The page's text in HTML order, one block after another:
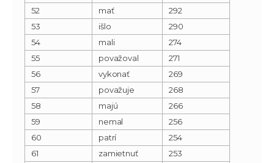
52
mať
292
53
išlo
290
54
mali
274
55
považoval
271
56
vykonať
269
57
považuje
268
58
majú
266
59
nemal
256
60
patrí
254
61
zamietnuť
253